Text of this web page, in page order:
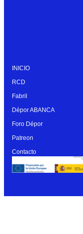
INICIO
RCD
Fabril
Dépor ABANCA
Foro Dépor
Patreon
Contacto